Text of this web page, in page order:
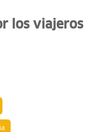
los viajeros